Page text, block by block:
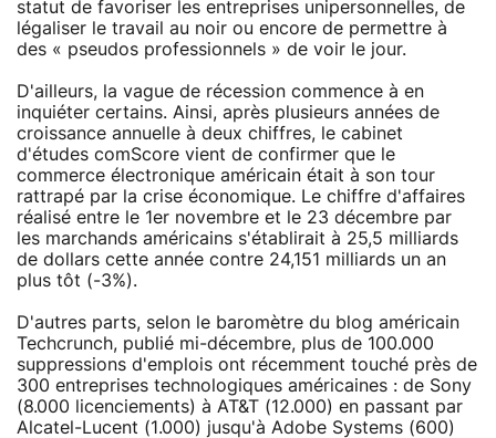
statut de favoriser les entreprises unipersonnelles, de
légaliser le travail au noir ou encore de permettre à
des « pseudos professionnels » de voir le jour.
D'ailleurs, la vague de récession commence à en
inquiéter certains. Ainsi, après plusieurs années de
croissance annuelle à deux chiffres, le cabinet
d'études comScore vient de confirmer que le
commerce électronique américain était à son tour
rattrapé par la crise économique. Le chiffre d'affaires
réalisé entre le 1er novembre et le 23 décembre par
les marchands américains s'établirait à 25,5 milliards
de dollars cette année contre 24,151 milliards un an
plus tôt (-3%).
D'autres parts, selon le baromètre du blog américain
Techcrunch, publié mi-décembre, plus de 100.000
suppressions d'emplois ont récemment touché près de
300 entreprises technologiques américaines : de Sony
(8.000 licenciements) à AT&T (12.000) en passant par
Alcatel-Lucent (1.000) jusqu'à Adobe Systems (600)